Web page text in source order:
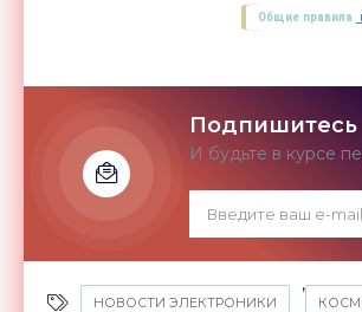
Общие правила
Подпишитесь
И будьте в курсе
НОВОСТИ ЭЛЕКТРОНИКИ
,